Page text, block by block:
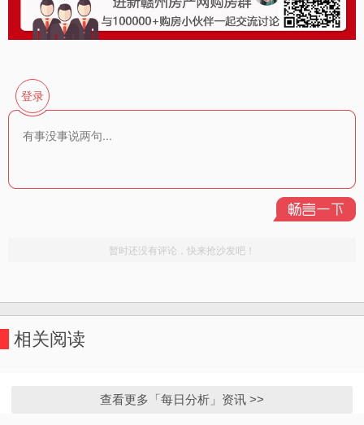
相关阅读
查看更多「每日分析」资讯 >>